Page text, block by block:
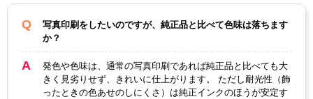
写真印刷をしたいのですが、純正品と比べて色味は落ちます
か？
発色や色味は、通常の写真印刷であれば純正品と比べても大
きく見劣りせず、きれいに仕上がります。 ただし耐光性（飾
ったときの色あせのしにくさ）は純正インクのほうが安定す